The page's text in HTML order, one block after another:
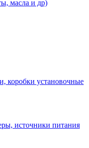
масла и др)
коробки установочные
источники питания